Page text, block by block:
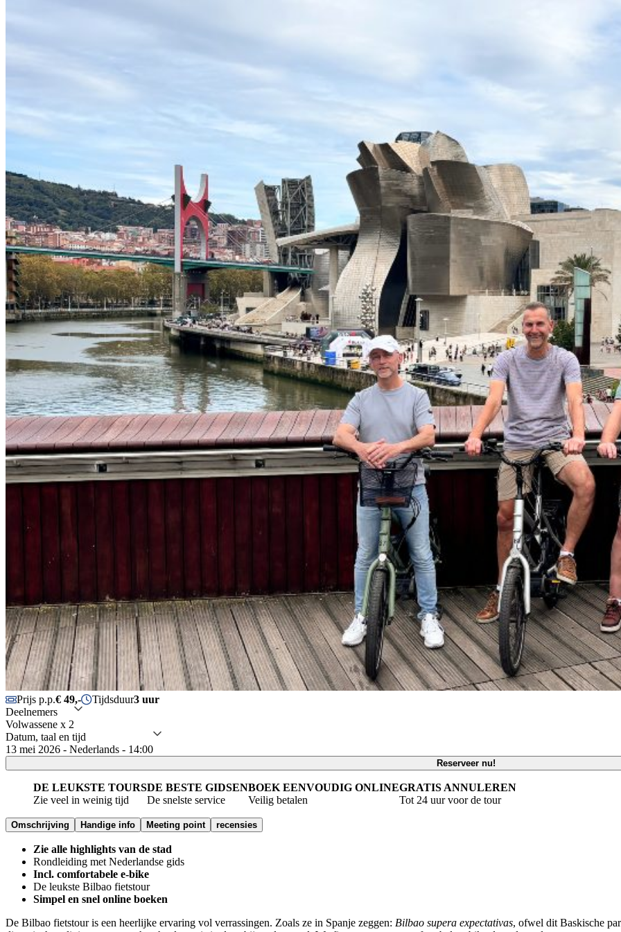
Prijs p.p.€ 49,- Tijdsduur3 uur
Deelnemers
Volwassene x 2
Datum, taal en tijd
13 mei 2026 - Nederlands - 14:00
Reserveer nu!
DE LEUKSTE TOURS
Zie veel in weinig tijd
DE BESTE GIDSEN
De snelste service
BOEK EENVOUDIG ONLINE
Veilig betalen
GRATIS ANNULEREN
Tot 24 uur voor de tour
Omschrijving Handige info Meeting point recensies
Zie alle highlights van de stad
Rondleiding met Nederlandse gids
Incl. comfortabele e-bike
De leukste Bilbao fietstour
Simpel en snel online boeken
De Bilbao fietstour is een heerlijke ervaring vol verrassingen. Zoals ze in Spanje zeggen: Bilbao supera expectativas, ofwel dit Baskische